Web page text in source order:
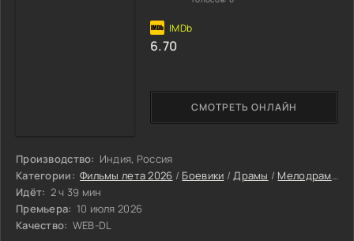
Производство: Индия, Россия
Категории: Фильмы лета 2026 / Боевики /Драмы / Мелодрамы
Идёт: 2 ч 39 мин
Премьера: 10 июля 2026
Качество: WEB-DL
СМОТРЕТЬ ОНЛАЙН
6.70